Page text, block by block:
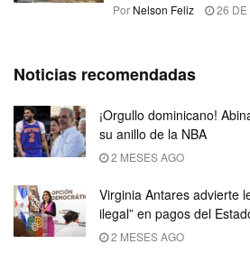
Por Nelson Feliz 26 DE
Noticias recomendadas
¡Orgullo dominicano!
su anillo de la NBA
2 MESES AGO
Virginia Antares advierte
ilegal” en pagos del
2 MESES AGO